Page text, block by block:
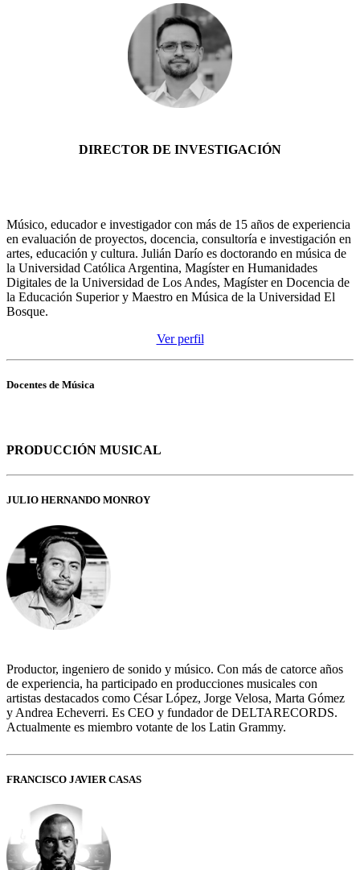
DIRECTOR DE INVESTIGACIÓN
Músico, educador e investigador con más de 15 años de experiencia
en evaluación de proyectos, docencia, consultoría e investigación en
artes, educación y cultura. Julián Darío es doctorando en música de
la Universidad Católica Argentina, Magíster en Humanidades
Digitales de la Universidad de Los Andes, Magíster en Docencia de
la Educación Superior y Maestro en Música de la Universidad El
Bosque.
Ver perfil
Docentes de Música
PRODUCCIÓN MUSICAL
JULIO HERNANDO MONROY
Productor, ingeniero de sonido y músico. Con más de catorce años
de experiencia, ha participado en producciones musicales con
artistas destacados como César López, Jorge Velosa, Marta Gómez
y Andrea Echeverri. Es CEO y fundador de DELTARECORDS.
Actualmente es miembro votante de los Latin Grammy.
FRANCISCO JAVIER CASAS